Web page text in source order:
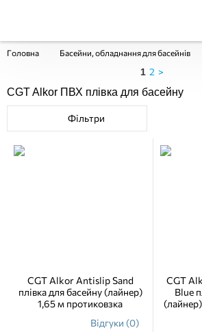
Головна Басейни, обладнання для басейнів
1 2 >
CGT Alkor ПВХ плівка для басейну
Фільтри
CGT Alkor Antislip Sand
плівка для басейну (лайнер)
1,65 м протиковзка
Відгуки (0)
CGT
Blue